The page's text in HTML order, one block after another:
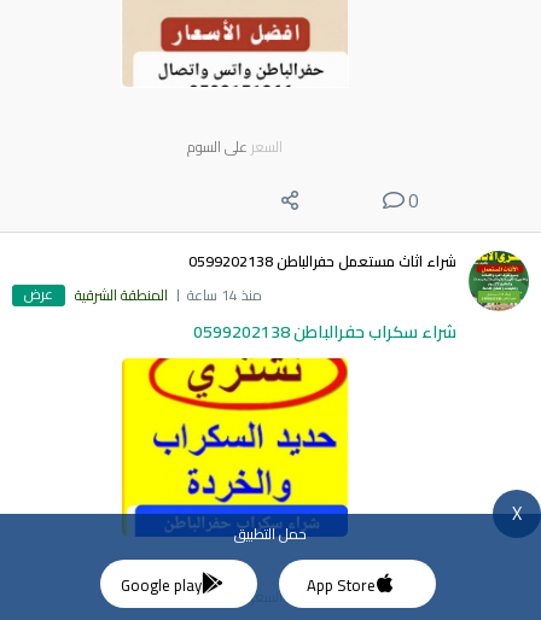
السعر على السوم
0
شراء اثاث مستعمل حفرالباطن 0599202138
منذ 14 ساعة
المنطقة الشرقية عرض
شراء سكراب حفرالباطن 0599202138
السعرعلى السوم
X
حمل التطبيق
App Store
Google play